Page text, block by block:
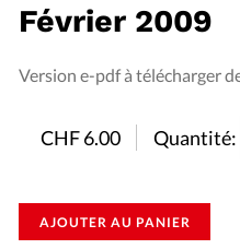
Février 2009
Version e-pdf à télécharger
CHF6.00 Quantité:
AJOUTER AU PANIER